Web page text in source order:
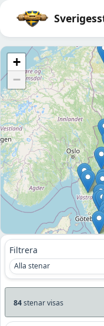
+
−
Filtrera
84stenar visas